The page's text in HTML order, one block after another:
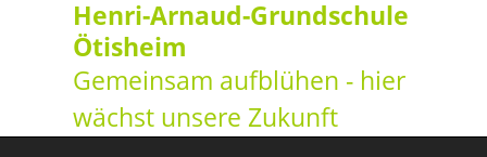
Henri-Arnaud-Grundschule
Ötisheim
Gemeinsam aufblühen - hier
wächst unsere Zukunft